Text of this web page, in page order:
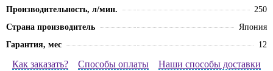
Производительность, л/мин.
250
Страна производитель
Япония
Гарантия, мес
12
Как заказать? Способы оплаты
Наши способы доставки